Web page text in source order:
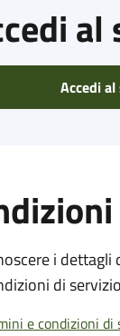
al
Accedi
i
di
e condizioni di